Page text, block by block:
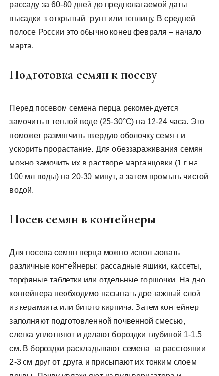
рассаду за 60-80 дней до предполагаемой даты
высадки в открытый грунт или теплицу. В средней
полосе России это обычно конец февраля – начало
марта.
Подготовка семян к посеву
Перед посевом семена перца рекомендуется
замочить в теплой воде (25-30°C) на 12-24 часа. Это
поможет размягчить твердую оболочку семян и
ускорить прорастание. Для обеззараживания семян
можно замочить их в растворе марганцовки (1 г на
100 мл воды) на 20-30 минут, а затем промыть чистой
водой.
Посев семян в контейнеры
Для посева семян перца можно использовать
различные контейнеры: рассадные ящики, кассеты,
торфяные таблетки или отдельные горшочки. На дно
контейнера необходимо насыпать дренажный слой
из керамзита или битого кирпича. Затем контейнер
заполняют подготовленной почвенной смесью,
слегка уплотняют и делают бороздки глубиной 1-1,5
см. В бороздки раскладывают семена на расстоянии
2-3 см друг от друга и присыпают их тонким слоем